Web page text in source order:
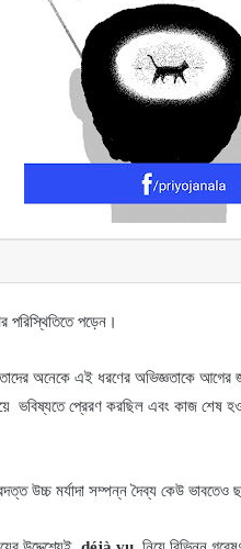
পড়েন।
তাদের অনেকে এই ধরণের অভিজ্ঞতাকে
ভবিষ্যতে প্রেরণ করছিল এবং কাজ শেষ
উচ্চ মর্যাদা সম্পন্ন দৈব্য কেউ ভাবতেও